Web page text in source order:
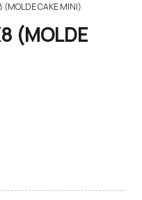
(MOLDE CAKE MINI)
(MOLDE